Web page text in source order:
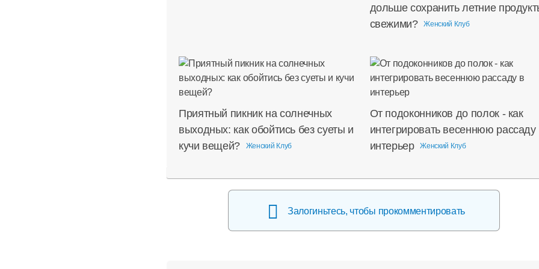
дольше сохранить летние
свежими?
Женский Клуб
Приятный пикник на солнечных
выходных: как обойтись без суеты и
кучи вещей?
Женский Клуб
От подоконников до полок - как
интегрировать весеннюю рассаду
интерьер
Женский Клуб
Залогиньтесь, чтобы прокомментировать